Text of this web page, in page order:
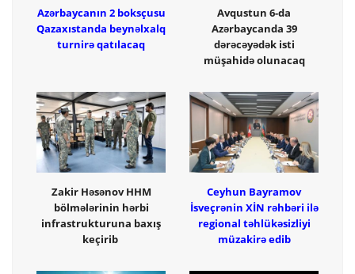
Azərbaycanın 2 boksçusu
Qazaxıstanda beynəlxalq
turnirə qatılacaq
Avqustun 6-da
Azərbaycanda 39
dərəcəyədək isti
müşahidə olunacaq
Zakir Həsənov HHM
bölmələrinin hərbi
infrastrukturuna baxış
keçirib
Ceyhun Bayramov
İsveçrənin XİN rəhbəri ilə
regional təhlükəsizliyi
müzakirə edib